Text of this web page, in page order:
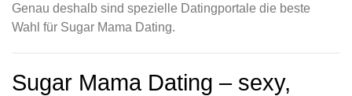
Genau deshalb sind spezielle Datingportale die beste
Wahl für Sugar Mama Dating.
Sugar Mama Dating – sexy,